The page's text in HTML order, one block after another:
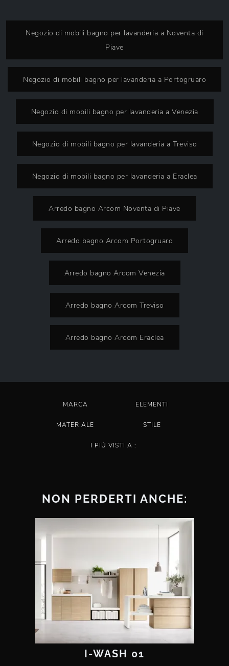
Negozio di mobili bagno per lavanderia a Noventa di
Piave
Negozio di mobili bagno per lavanderia a Portogruaro
Negozio di mobili bagno per lavanderia a Venezia
Negozio di mobili bagno per lavanderia a Treviso
Negozio di mobili bagno per lavanderia a Eraclea
Arredo bagno Arcom Noventa di Piave
Arredo bagno Arcom Portogruaro
Arredo bagno Arcom Venezia
Arredo bagno Arcom Treviso
Arredo bagno Arcom Eraclea
MARCA ELEMENTI
MATERIALE STILE
I PIÙ VISTI A :
NON PERDERTI ANCHE:
I-WASH 01